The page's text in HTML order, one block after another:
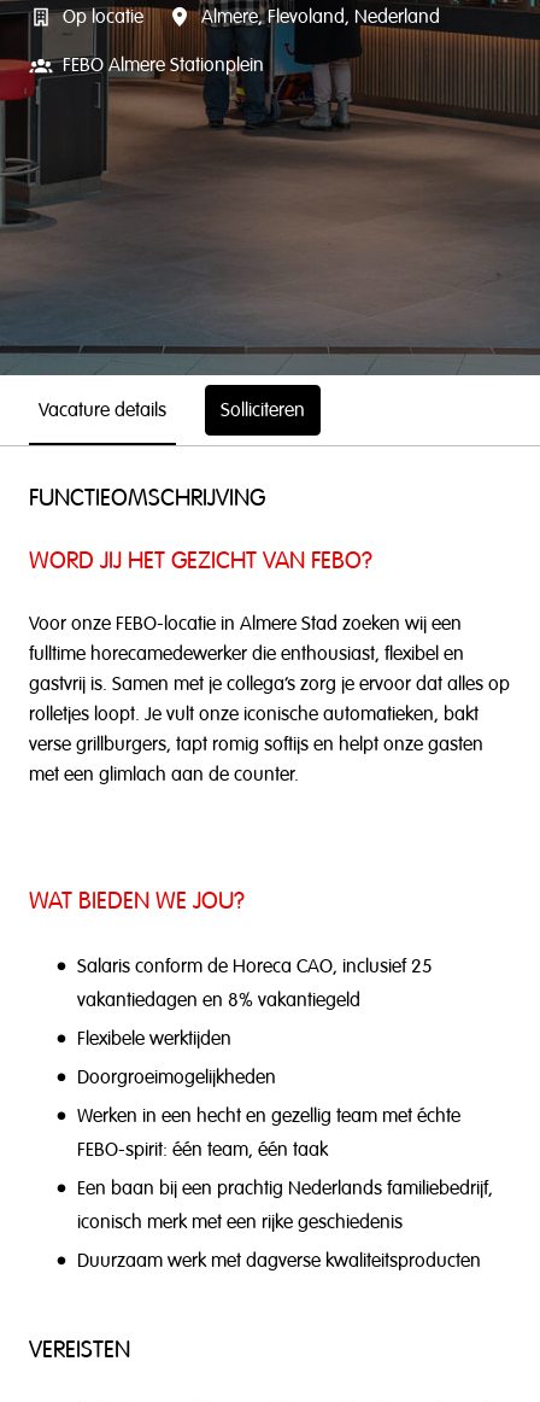
Op locatie Almere, Flevoland, Nederland
FEBO Almere Stationplein
Vacature details Solliciteren
FUNCTIEOMSCHRIJVING
WORD JIJ HET GEZICHT VAN FEBO?
Voor onze FEBO-locatie in Almere Stad zoeken wij een
fulltime horecamedewerker die enthousiast, flexibel en
gastvrij is. Samen met je collega’s zorg je ervoor dat alles op
rolletjes loopt. Je vult onze iconische automatieken, bakt
verse grillburgers, tapt romig softijs en helpt onze gasten
met een glimlach aan de counter.
WAT BIEDEN WE JOU?
Salaris conform de Horeca CAO, inclusief 25
vakantiedagen en 8% vakantiegeld
Flexibele werktijden
Doorgroeimogelijkheden
Werken in een hecht en gezellig team met échte
FEBO-spirit: één team, één taak
Een baan bij een prachtig Nederlands familiebedrijf,
iconisch merk met een rijke geschiedenis
Duurzaam werk met dagverse kwaliteitsproducten
VEREISTEN